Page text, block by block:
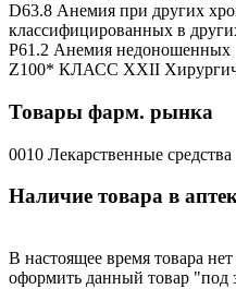
D63.8 Анемия при других
классифицированных в
P61.2 Анемия недоношенных
Z100* КЛАСС XXII
Товары фарм. рынка
0010 Лекарственные средства
Наличие товара в
В настоящее время товара
оформить данный товар "под